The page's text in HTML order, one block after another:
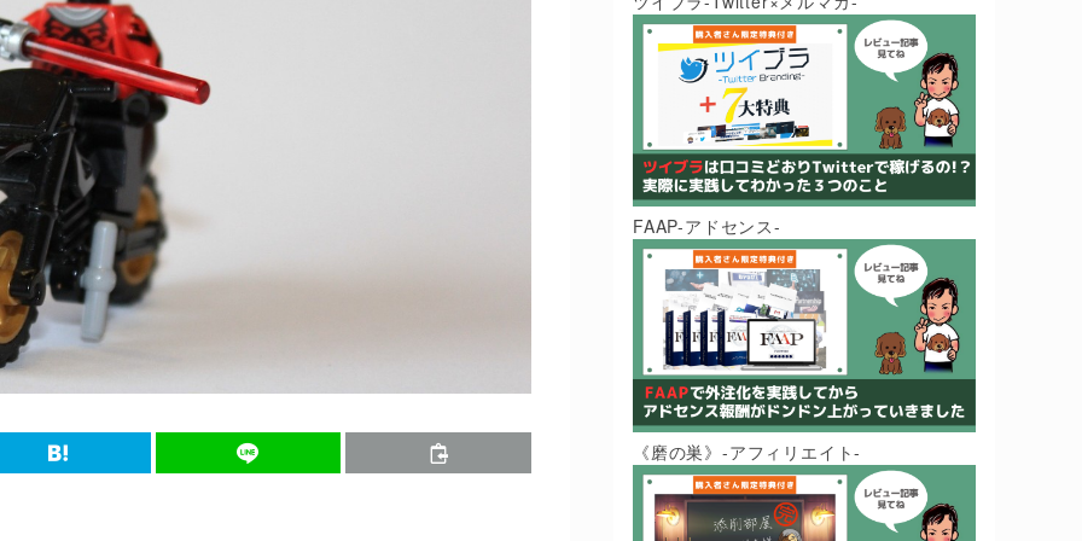
FAAP-アドセンス-
《磨の巣》-アフィリエイト-